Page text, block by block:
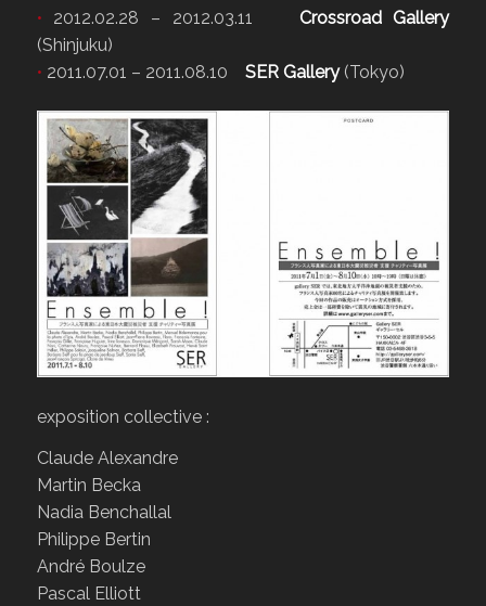
• 2012.02.28 – 2012.03.11 Crossroad Gallery
(Shinjuku)
• 2011.07.01 – 2011.08.10 SER Gallery(Tokyo)
exposition collective :
Claude Alexandre
Martin Becka
Nadia Benchallal
Philippe Bertin
André Boulze
Pascal Elliott